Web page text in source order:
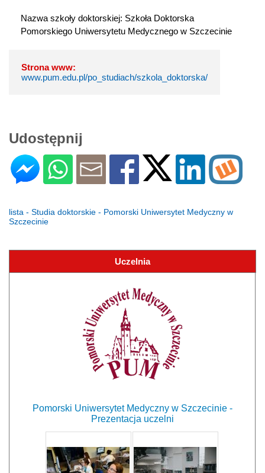
Nazwa szkoły doktorskiej: Szkoła Doktorska
Pomorskiego Uniwersytetu Medycznego w Szczecinie
Strona www:
www.pum.edu.pl/po_studiach/szkola_doktorska/
Udostępnij
lista - Studia doktorskie - Pomorski Uniwersytet Medyczny w
Szczecinie
Uczelnia
Pomorski Uniwersytet Medyczny w Szczecinie -
Prezentacja uczelni